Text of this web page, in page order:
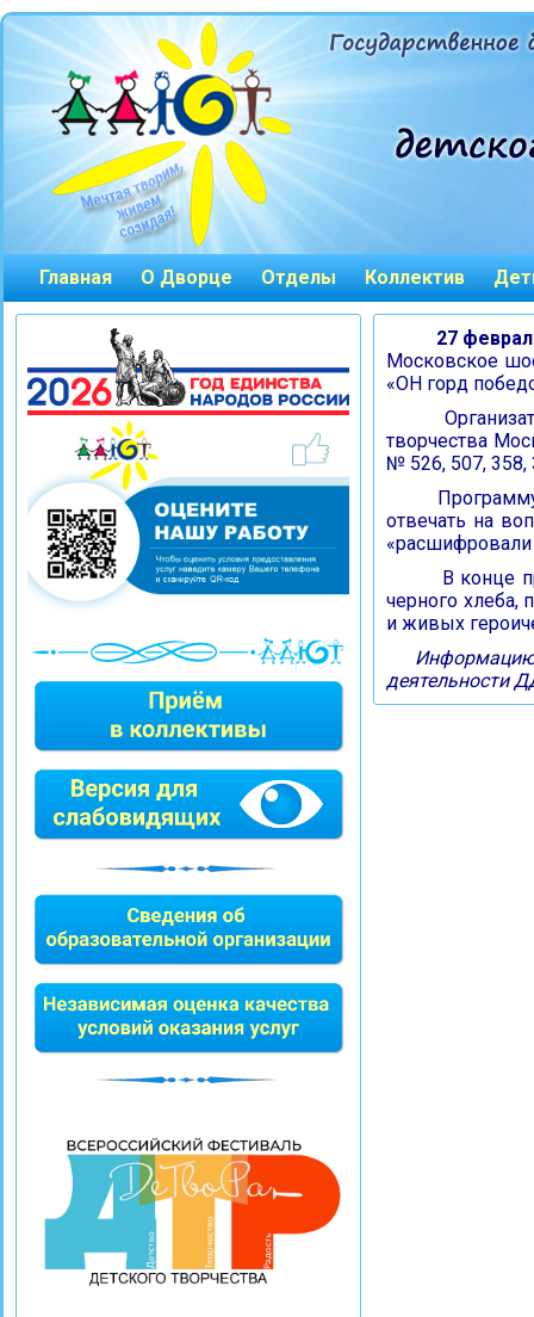
Главная О Дворце Отделы Коллектив
27
Московское
«ОН горд
творчества
№ 526, 507, 358,
Программу
отвечать на
В конце
черного
и живых
Информацию
деятельности